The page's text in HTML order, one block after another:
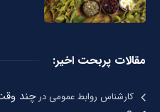
مقالات پربحت اخیر:
کارشناس روابط عمومیدرچند